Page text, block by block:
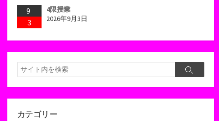
9
3
4限授業
2026年9月3日
検
索
検
カテゴリー